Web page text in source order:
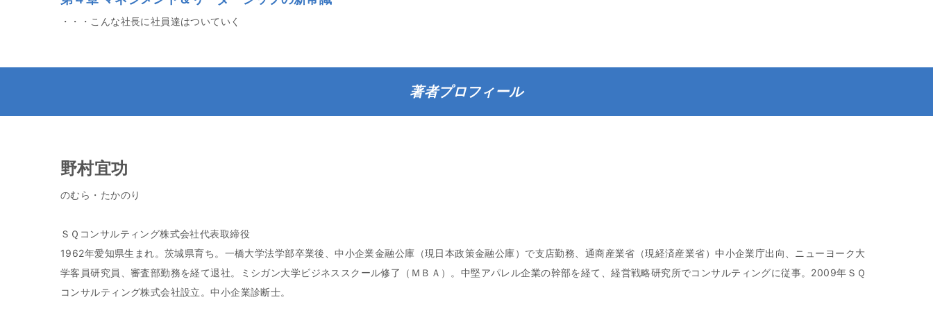
・・・こんな社長に社員達はついていく
著者プロフィール
野村宜功
のむら・たかのり
ＳＱコンサルティング株式会社代表取締役
1962年愛知県生まれ。茨城県育ち。一橋大学法学部卒業後、中小企業金融公庫（現日本政策金融公庫）で支店勤務、通商産業省（現経済産業省）中小企業庁出向、ニューヨーク大
学客員研究員、審査部勤務を経て退社。ミシガン大学ビジネススクール修了（ＭＢＡ）。中堅アパレル企業の幹部を経て、経営戦略研究所でコンサルティングに従事。2009年ＳＱ
コンサルティング株式会社設立。中小企業診断士。